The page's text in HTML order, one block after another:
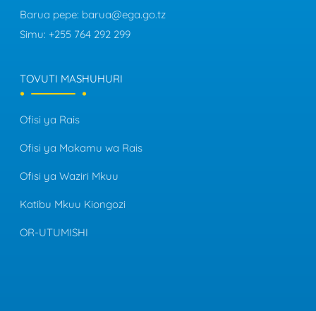
Barua pepe: barua@ega.go.tz
Simu: +255 764 292 299
TOVUTI MASHUHURI
Ofisi ya Rais
Ofisi ya Makamu wa Rais
Ofisi ya Waziri Mkuu
Katibu Mkuu Kiongozi
OR-UTUMISHI